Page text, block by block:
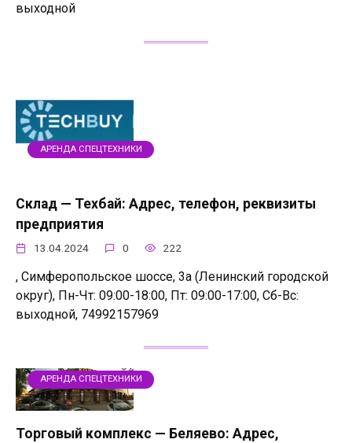
выходной
АРЕНДА СПЕЦТЕХНИКИ
Склад — Техбай: Адрес, телефон, реквизиты
предприятия
13.04.2024 0 222
, Симферопольское шоссе, 3а (Ленинский городской
округ), Пн-Чт: 09:00-18:00, Пт: 09:00-17:00, Сб-Вс:
выходной, 74992157969
АРЕНДА СПЕЦТЕХНИКИ
Торговый комплекс — Беляево: Адрес,